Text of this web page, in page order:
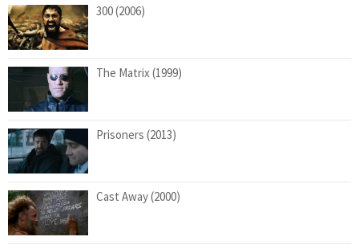
300 (2006)
The Matrix (1999)
Prisoners (2013)
Cast Away (2000)